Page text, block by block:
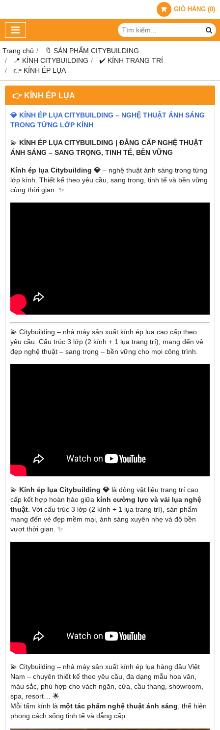
GIỎ HÀNG (0)
Trang chủ
🔖 SẢN PHẨM CITYBUILDING
📍 KÍNH CITYBUILDING
✔️ KÍNH TRANG TRÍ
👉 KÍNH ÉP LỤA
👉 KÍNH ÉP LỤA
💎 KÍNH ÉP LỤA CITYBUILDING – NGHỆ THUẬT ÁNH SÁNG
TRONG TỪNG LỚP KÍNH
💫 KÍNH ÉP LỤA CITYBUILDING | ĐẲNG CẤP NGHỆ THUẬT
ÁNH SÁNG – SANG TRỌNG, TINH TẾ, BỀN VỮNG
Kính ép lụa Citybuilding 💎 – nghệ thuật ánh sáng trong từng
lớp kính. Thiết kế theo yêu cầu, sang trọng, tinh tế và bền vững
cùng thời gian. ✨
💫 Citybuilding – nhà máy sản xuất kính ép lụa cao cấp theo
yêu cầu. Cấu trúc 3 lớp (2 kính + 1 lụa trang trí), mang đến vẻ
đẹp nghệ thuật – sang trọng – bền vững cho mọi công trình.
💫 Kính ép lụa Citybuilding 💎 là dòng vật liệu trang trí cao
cấp kết hợp hoàn hảo giữa kính cường lực và vải lụa nghệ
thuật . Với cấu trúc 3 lớp (2 kính + 1 lụa trang trí), sản phẩm
mang đến vẻ đẹp mềm mại, ánh sáng xuyên nhẹ và độ bền
vượt thời gian. ✨
💫 Citybuilding – nhà máy sản xuất kính ép lụa hàng đầu Việt
Nam – chuyên thiết kế theo yêu cầu, đa dạng mẫu hoa văn,
màu sắc, phù hợp cho vách ngăn, cửa, cầu thang, showroom,
spa, resort… 🌟
Mỗi tấm kính là một tác phẩm nghệ thuật ánh sáng , thể hiện
phong cách sống tinh tế và đẳng cấp.